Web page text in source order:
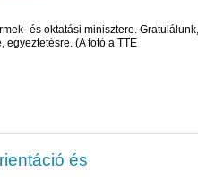
és oktatási minisztere. Gratulálunk,
egyeztetésre. (A fotó a TTE
és